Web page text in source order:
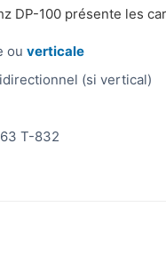
DP-100 présente les
ou verticale
(si vertical)
T-832